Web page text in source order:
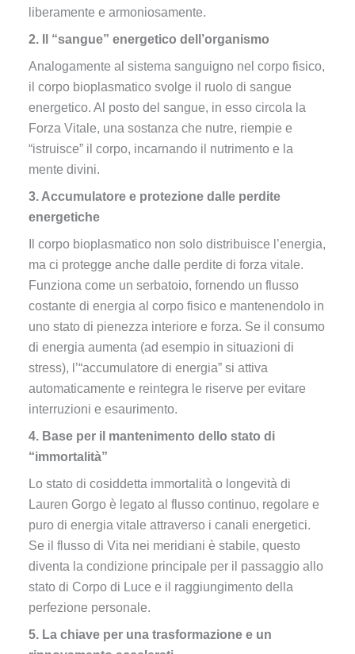
liberamente e armoniosamente.
2. Il “sangue” energetico dell’organismo
Analogamente al sistema sanguigno nel corpo fisico,
il corpo bioplasmatico svolge il ruolo di sangue
energetico. Al posto del sangue, in esso circola la
Forza Vitale, una sostanza che nutre, riempie e
“istruisce” il corpo, incarnando il nutrimento e la
mente divini.
3. Accumulatore e protezione dalle perdite
energetiche
Il corpo bioplasmatico non solo distribuisce l’energia,
ma ci protegge anche dalle perdite di forza vitale.
Funziona come un serbatoio, fornendo un flusso
costante di energia al corpo fisico e mantenendolo in
uno stato di pienezza interiore e forza. Se il consumo
di energia aumenta (ad esempio in situazioni di
stress), l’“accumulatore di energia” si attiva
automaticamente e reintegra le riserve per evitare
interruzioni e esaurimento.
4. Base per il mantenimento dello stato di
“immortalità”
Lo stato di cosiddetta immortalità o longevità di
Lauren Gorgo è legato al flusso continuo, regolare e
puro di energia vitale attraverso i canali energetici.
Se il flusso di Vita nei meridiani è stabile, questo
diventa la condizione principale per il passaggio allo
stato di Corpo di Luce e il raggiungimento della
perfezione personale.
5. La chiave per una trasformazione e un